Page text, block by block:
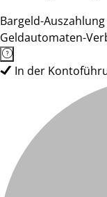
Bargeld-
Geldautomaten-
In der